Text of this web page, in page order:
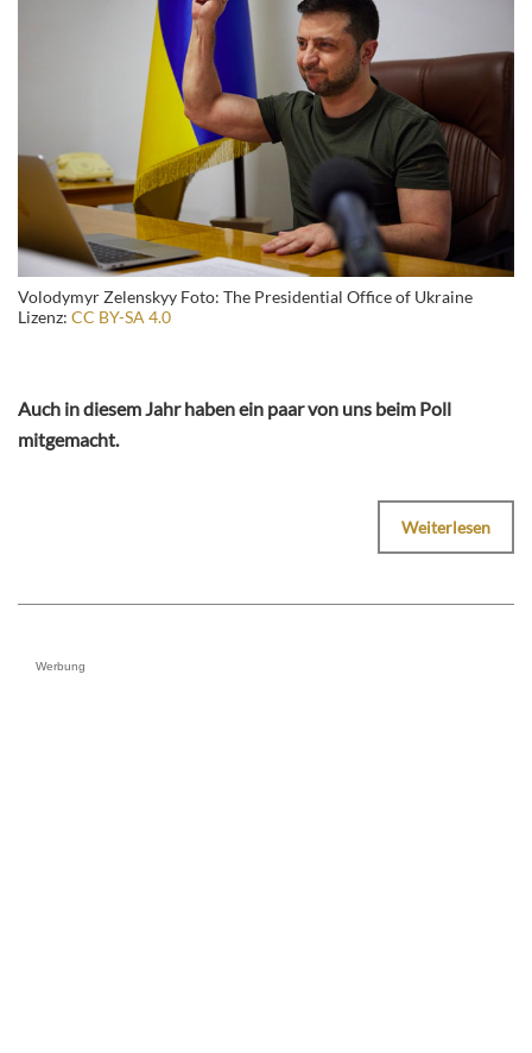
Volodymyr Zelenskyy Foto: The Presidential Office of Ukraine
Lizenz: CC BY-SA 4.0
Auch in diesem Jahr haben ein paar von uns beim Poll
mitgemacht.
Weiterlesen
Werbung